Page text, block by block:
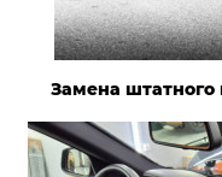
Замена штатного